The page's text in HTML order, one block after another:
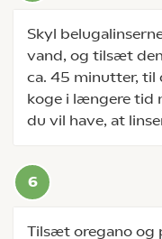
Skyl
vand, og tilsæt
ca. 45 minutter, til
koge i længere tid
du vil have, at
Tilsæt oregano og